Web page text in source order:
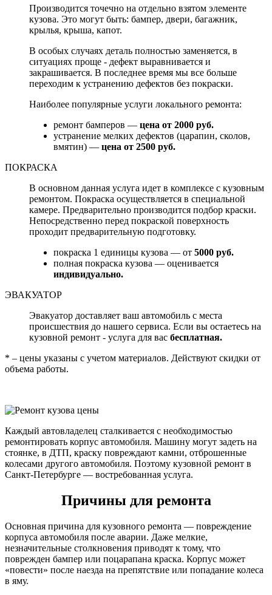
Производится точечно на отдельно взятом элементе
кузова. Это могут быть: бампер, двери, багажник,
крылья, крыша, капот.
В особых случаях деталь полностью заменяется, в
ситуациях проще - дефект выравнивается и
закрашивается. В последнее время мы все больше
переходим к устранению дефектов без покраски.
Наиболее популярные услуги локального ремонта:
ремонт бамперов — цена от 2000 руб.
устранение мелких дефектов (царапин, сколов,
вмятин) — цена от 2500 руб.
ПОКРАСКА
В основном данная услуга идет в комплексе с кузовным
ремонтом. Покраска осуществляется в специальной
камере. Предварительно производится подбор краски.
Непосредственно перед покраской поверхность
проходит предварительную подготовку.
покраска 1 единицы кузова — от 5000 руб.
полная покраска кузова — оценивается
индивидуально.
ЭВАКУАТОР
Эвакуатор доставляет ваш автомобиль с места
происшествия до нашего сервиса. Если вы остаетесь на
кузовной ремонт - услуга для вас бесплатная.
* – цены указаны с учетом материалов. Действуют скидки от
объема работы.
Каждый автовладелец сталкивается с необходимостью
ремонтировать корпус автомобиля. Машину могут задеть на
стоянке, в ДТП, краску повреждают камни, отброшенные
колесами другого автомобиля. Поэтому кузовной ремонт в
Санкт-Петербурге — востребованная услуга.
Причины для ремонта
Основная причина для кузовного ремонта — повреждение
корпуса автомобиля после аварии. Даже мелкие,
незначительные столкновения приводят к тому, что
поврежден бампер или поцарапана краска. Корпус может
«повести» после наезда на препятствие или попадание колеса
в яму.